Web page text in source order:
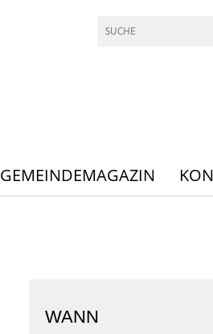
GEMEINDEMAGAZIN
WANN